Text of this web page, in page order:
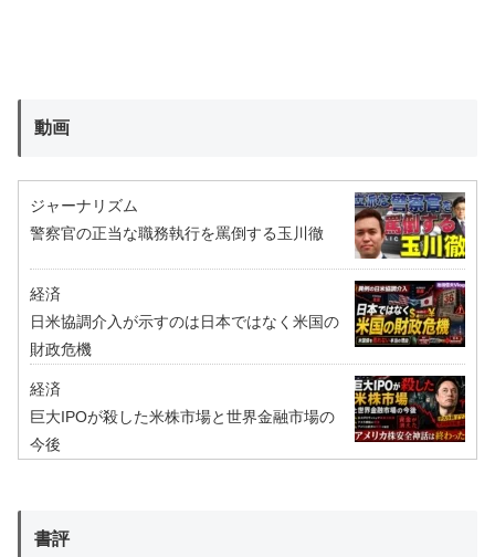
動画
ジャーナリズム
警察官の正当な職務執行を罵倒する玉川徹
経済
日米協調介入が示すのは日本ではなく米国の
財政危機
経済
巨大IPOが殺した米株市場と世界金融市場の
今後
書評